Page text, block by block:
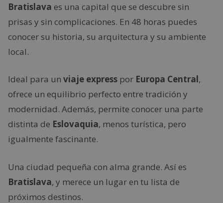
Bratislava es una capital que se descubre sin
prisas y sin complicaciones. En 48 horas puedes
conocer su historia, su arquitectura y su ambiente
local.
Ideal para un viaje express por Europa Central,
ofrece un equilibrio perfecto entre tradición y
modernidad. Además, permite conocer una parte
distinta de Eslovaquia, menos turística, pero
igualmente fascinante.
Una ciudad pequeña con alma grande. Así es
Bratislava, y merece un lugar en tu lista de
próximos destinos.